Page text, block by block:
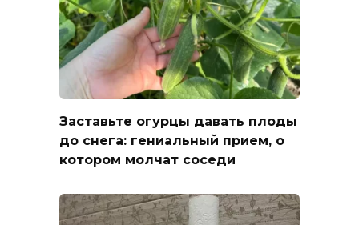
Заставьте огурцы давать плоды
до снега: гениальный прием, о
котором молчат соседи